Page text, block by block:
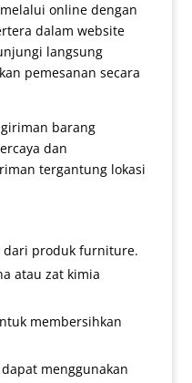
online dengan
dalam website
langsung
pemesanan secara
barang
dan
tergantung lokasi
dari produk furniture.
atau zat kimia
membersihkan
menggunakan